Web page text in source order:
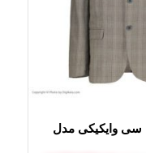
سی وایکیکی مدل